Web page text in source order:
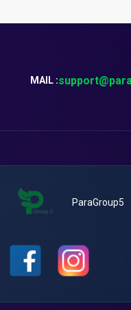
MAIL :
ParaGroup5